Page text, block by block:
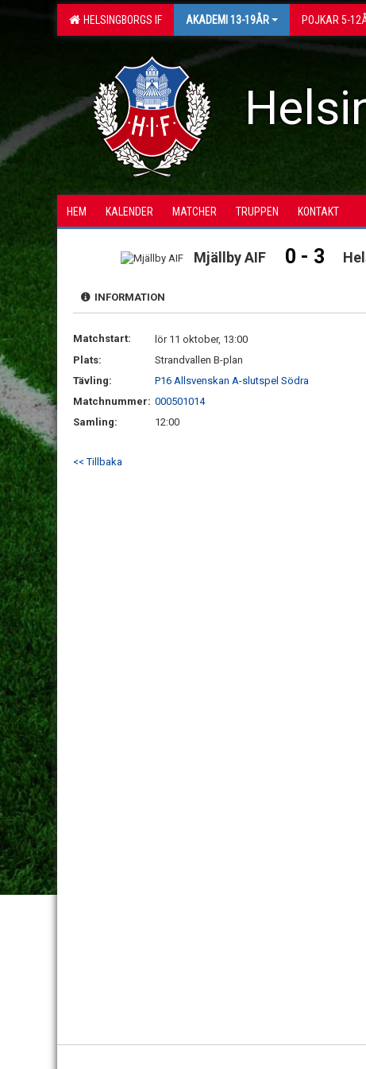
HELSINGBORGS IF AKADEMI 13-19ÅR POJKAR 5-
HEM KALENDER MATCHER TRUPPEN KONTAKT
Mjällby AIF 0 - 3
INFORMATION
Matchstart:
lör 11 oktober, 13:00
Plats:
Strandvallen B-plan
Tävling:
P16 Allsvenskan A-slutspel Södra
Matchnummer: 000501014
Samling:
12:00
<< Tillbaka